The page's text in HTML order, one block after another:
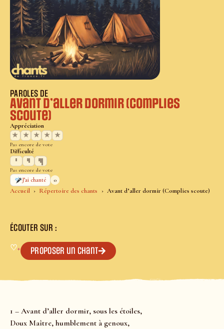
Accueil Répertoire des chants Avant d’aller dormir (Complies scoute)
PAROLES DE
Avant d’aller dormir (Complies
scoute)
Appréciation
★
★ ★ ★ ★
Pas encore de vote
Difficulté
Pas encore de vote
J’ai chanté
0
ÉCOUTER SUR :
♡+ Proposer un chant
1 – Avant d’aller dormir, sous les étoiles,
Doux Maître, humblement à genoux,